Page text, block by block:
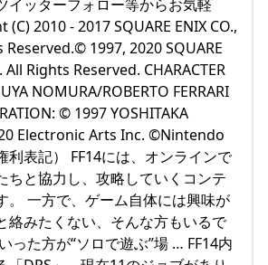
イッターフォロー等からお気軽
2010 - 2017 SQUARE ENIX CO.,
Reserved.© 1997, 2020 SQUARE
All Rights Reserved. CHARACTER
NOMURA/ROBERTO FERRARI
© 1997 YOSHITAKA
Electronic Arts Inc. ©Nintendo
利表記） FF14には、オンラインで
ちと協力し、攻略していくコンテ
。 一方で、ゲーム自体には興味が
絡みたくない、そんな方もいるで
った方が“ソロで遊ぶ”場 … FF14内